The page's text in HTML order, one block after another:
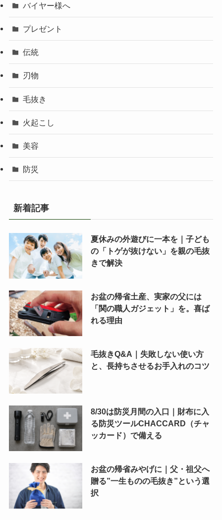
バイヤー様へ
プレゼント
伝統
刃物
毛抜き
火起こし
美容
防災
新着記事
夏休みの外遊びに一本を｜子ども
の「トゲが抜けない」を親の毛抜
きで解決
お盆の帰省土産、実家の父には
「関の職人ガジェット」を。喜ば
れる理由
毛抜きQ&A｜失敗しない使い方
と、長持ちさせるお手入れのコツ
8/30は防災月間の入口｜財布に入
る防災ツールCHACCARD（チャ
ッカード）で備える
お盆の帰省みやげに｜父・祖父へ
贈る”一生ものの毛抜き”という選
択